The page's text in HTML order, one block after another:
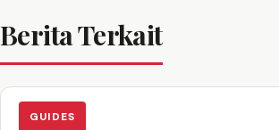
Berita Terkait
GUIDES